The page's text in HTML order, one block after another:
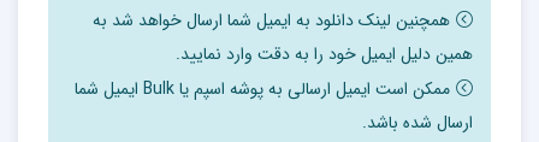
همچنین لینک دانلود به ایمیل شما ارسال خواهد شد به
همین دلیل ایمیل خود را به دقت وارد نمایید.
ممکن است ایمیل ارسالی به پوشه اسپم یا Bulk ایمیل شما
ارسال شده باشد.